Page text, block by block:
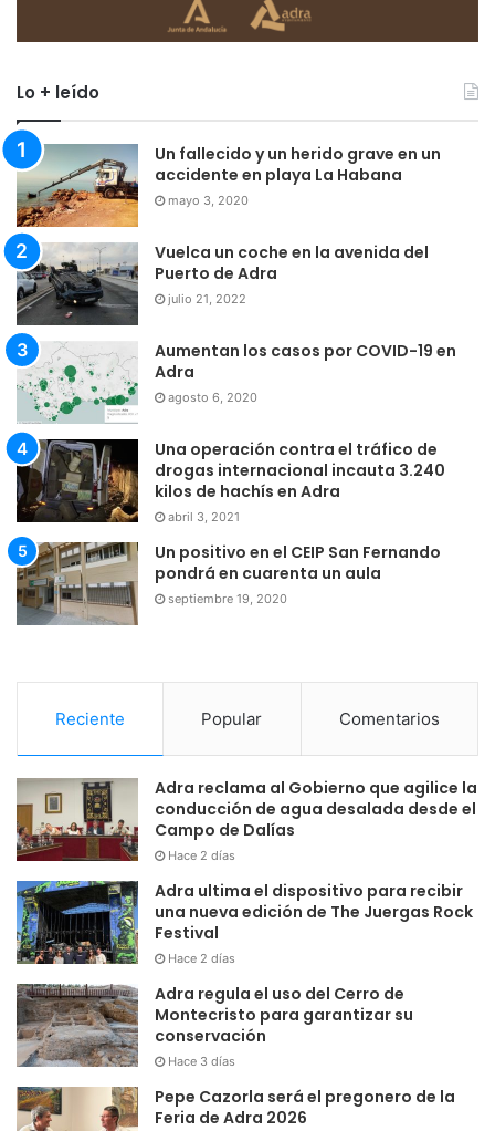
Lo + leído
Un fallecido y un herido grave en un
accidente en playa La Habana
mayo 3, 2020
Vuelca un coche en la avenida del
Puerto de Adra
julio 21, 2022
Aumentan los casos por COVID-19 en
Adra
agosto 6, 2020
Una operación contra el tráfico de
drogas internacional incauta 3.240
kilos de hachís en Adra
abril 3, 2021
Un positivo en el CEIP San Fernando
pondrá en cuarenta un aula
septiembre 19, 2020
Reciente Popular Comentarios
Adra reclama al Gobierno que agilice la
conducción de agua desalada desde el
Campo de Dalías
Hace 2 días
Adra ultima el dispositivo para recibir
una nueva edición de The Juergas Rock
Festival
Hace 2 días
Adra regula el uso del Cerro de
Montecristo para garantizar su
conservación
Hace 3 días
Pepe Cazorla será el pregonero de la
Feria de Adra 2026